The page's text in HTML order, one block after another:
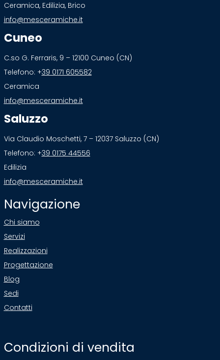
Ceramica, Edilizia, Brico
info@mesceramiche.it
Cuneo
C.so G. Ferraris, 9 – 12100 Cuneo (CN)
Telefono: +39 0171 605582
Ceramica
info@mesceramiche.it
Saluzzo
Via Claudio Moschetti, 7 – 12037 Saluzzo (CN)
Telefono: +39 0175 44556
Edilizia
info@mesceramiche.it
Navigazione
Chi siamo
Servizi
Realizzazioni
Progettazione
Blog
Sedi
Contatti
Condizioni di vendita